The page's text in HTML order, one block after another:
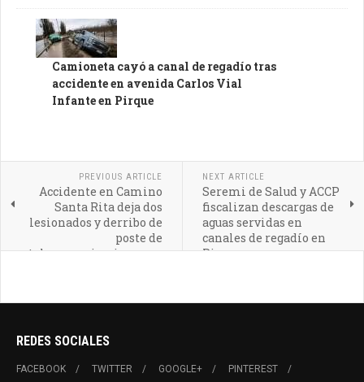
Camioneta cayó a canal de regadío tras
accidente en avenida Carlos Vial
Infante en Pirque
PREVIOUS ARTICLE
Accidente en Camino
Santa Rita deja dos
lesionados y derribo de
poste de
telecomunicaciones en
NEXT ARTICLE
Seremi de Salud y ACCP
fiscalizan descargas de
aguas servidas en
canales de regadío en
Pirque
REDES SOCIALES
FACEBOOK TWITTER GOOGLE+
PINTEREST